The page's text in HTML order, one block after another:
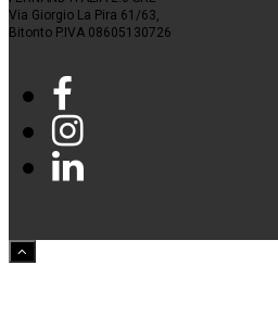
Via Giorgio La Pira 61/63,
Bitonto P.IVA 08605130726